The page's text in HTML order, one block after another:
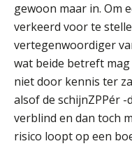
gewoon maar in. Om
verkeerd voor te
vertegenwoordiger
wat beide betreft
niet door kennis ter
alsof de schijnZPPér
verblind en dan toch
risico loopt op een